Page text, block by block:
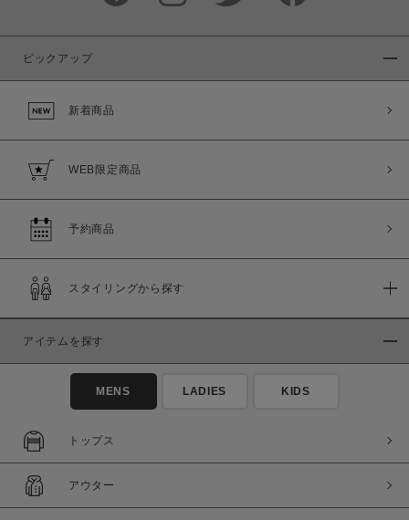
ピックアップ
新着商品
WEB限定商品
予約商品
スタイリングから探す
アイテムを探す
MENS LADIES KIDS
トップス
アウター